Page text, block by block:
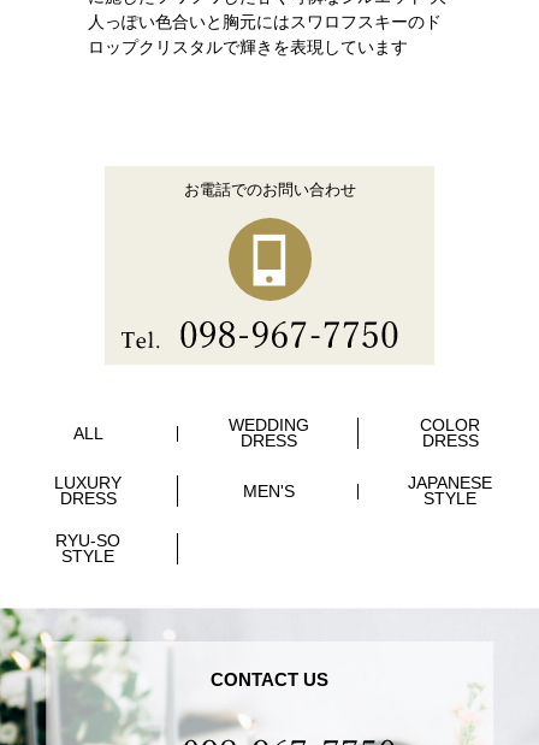
人っぽい色合いと胸元にはスワロフスキーのド
ロップクリスタルで輝きを表現しています
お電話でのお問い合わせ
ALL
WEDDING
DRESS
COLOR
DRESS
LUXURY
DRESS
MEN'S
JAPANESE
STYLE
RYU-SO
STYLE
CONTACT US